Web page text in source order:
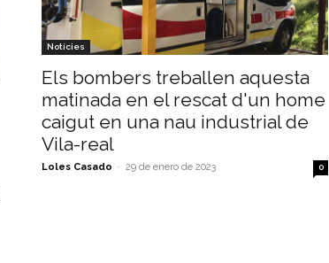
Notícies
Els bombers treballen aquesta
matinada en el rescat d'un home
caigut en una nau industrial de
Vila-real
Loles Casado - 29 de enero de 2023 0